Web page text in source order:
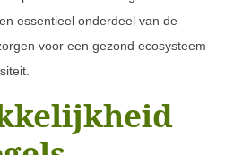
essentieel onderdeel van de
voor een gezond ecosysteem